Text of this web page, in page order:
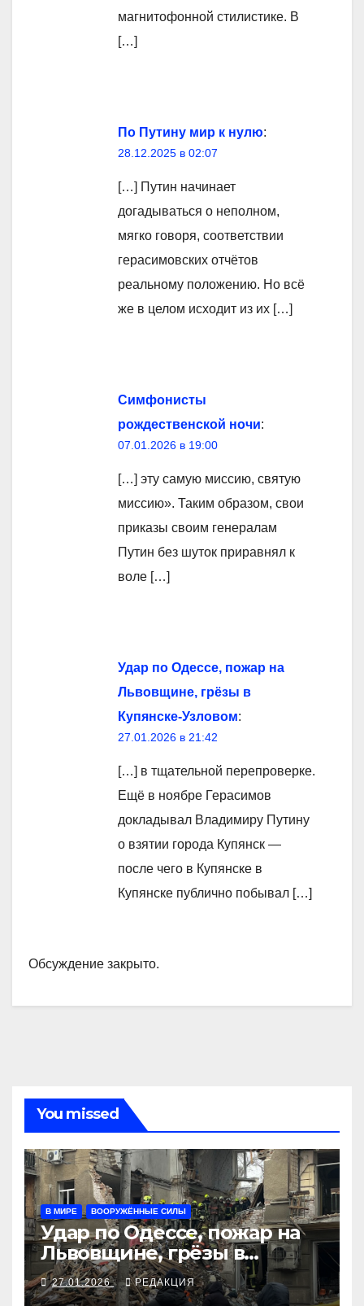
магнитофонной стилистике. В
[…]
По Путину мир к нулю:
28.12.2025 в 02:07
[…] Путин начинает
догадываться о неполном,
мягко говоря, соответствии
герасимовских отчётов
реальному положению. Но всё
же в целом исходит из их […]
Симфонисты
рождественской ночи:
07.01.2026 в 19:00
[…] эту самую миссию, святую
миссию». Таким образом, свои
приказы своим генералам
Путин без шуток приравнял к
воле […]
Удар по Одессе, пожар на
Львовщине, грёзы в
Купянске-Узловом:
27.01.2026 в 21:42
[…] в тщательной перепроверке.
Ещё в ноябре Герасимов
докладывал Владимиру Путину
о взятии города Купянск —
после чего в Купянске в
Купянске публично побывал […]
Обсуждение закрыто.
You missed
В МИРЕ ВООРУЖЁННЫЕ СИЛЫ
Удар по Одессе, пожар на
Львовщине, грёзы в
Купянске-Узловом
27.01.2026 РЕДАКЦИЯ